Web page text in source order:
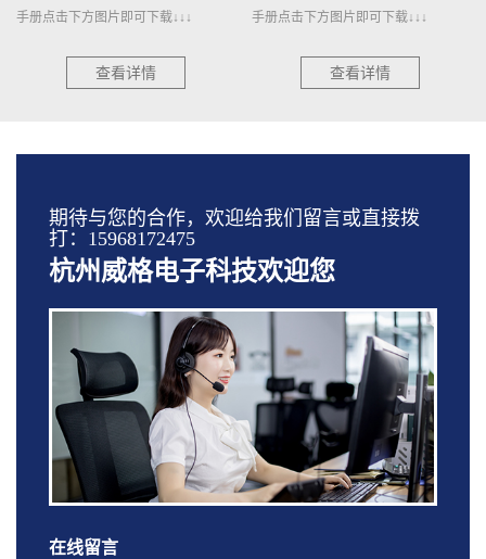
手册点击下方图片即可下载↓↓↓
查看详情
点击下方图片即可下载↓↓↓
查看详情
期待与您的合作，欢迎给我们留言或直接拨
打：15968172475
杭州威格电子科技欢迎您
在线留言